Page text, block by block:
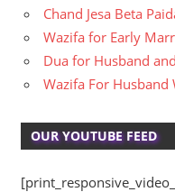
Chand Jesa Beta
Wazifa for Early
Dua for Husband
Wazifa For Husband
OUR YOUTUBE FEED